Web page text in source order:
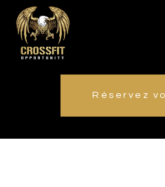
Réservez